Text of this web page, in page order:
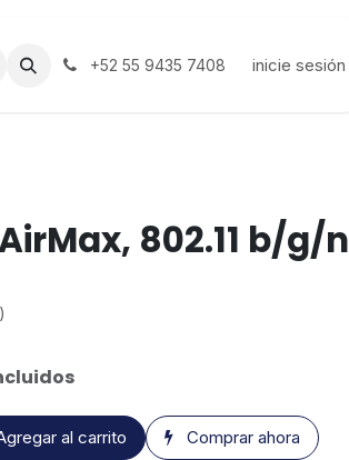
+52 55 9435 7408 inicie sesión
802.11 b/g/n
al carrito Comprar ahora